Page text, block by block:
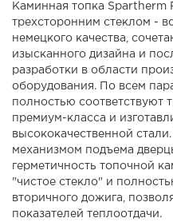
Каминная топка Spartherm
трехсторонним стеклом -
немецкого качества,
изысканного дизайна и
разработки в области
оборудования. По всем
полностью соответствуют
премиум-класса и
высококачественной
механизмом подъема
герметичность топочной
"чистое стекло" и
вторичного дожига,
показателей теплоотдачи.